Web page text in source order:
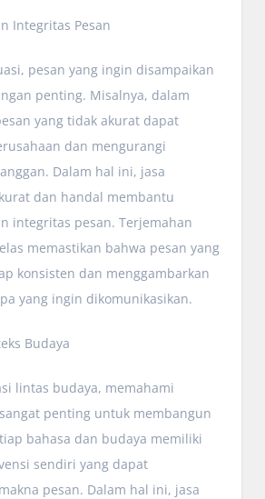
Integritas Pesan
pesan yang ingin disampaikan
penting. Misalnya, dalam
yang tidak akurat dapat
dan mengurangi
Dalam hal ini, jasa
dan handal membantu
integritas pesan. Terjemahan
memastikan bahwa pesan yang
konsisten dan menggambarkan
yang ingin dikomunikasikan.
Budaya
lintas budaya, memahami
penting untuk membangun
bahasa dan budaya memiliki
sendiri yang dapat
pesan. Dalam hal ini, jasa